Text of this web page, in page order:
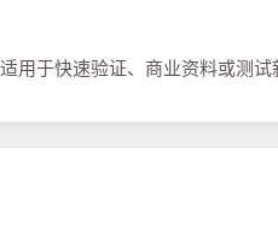
用于快速验证、商业资料或测试